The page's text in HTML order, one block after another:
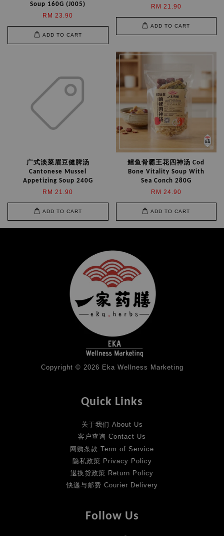
Soup 160G (J005)
RM 23.90
ADD TO CART
RM 21.90
ADD TO CART
广式淡菜眉豆健脾汤
Cantonese Mussel
Appetizing Soup 240G
RM 21.90
ADD TO CART
鳕鱼骨霸王花四神汤 Cod
Bone Vitality Soup With
Sea Conch 280G
RM 24.90
ADD TO CART
Copyright © 2026 Eka Wellness Marketing
Quick Links
关于我们 About Us
客户查询 Contact Us
网购条款 Term of Service
隐私政策 Privacy Policy
退换货政策 Return Policy
快递与邮费 Courier Delivery
Follow Us